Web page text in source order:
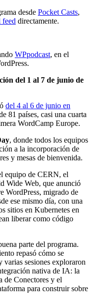
desde Pocket Casts,
feed directamente.
WPpodcast, en el
del 1 al 7 de junio de
del 4 al 6 de junio en
81 países, casi una cuarta
WordCamp Europe.
, donde todos los equipos
a la incorporación de
y mesas de bienvenida.
equipo de CERN, el
Wide Web, que anunció
WordPress, migrado de
ese mismo día, con una
sitios en Kubernetes en
liberar como código
parte del programa.
repasó cómo se
varias sesiones exploraron
nativa de IA: la
Conectores y el
para construir sobre